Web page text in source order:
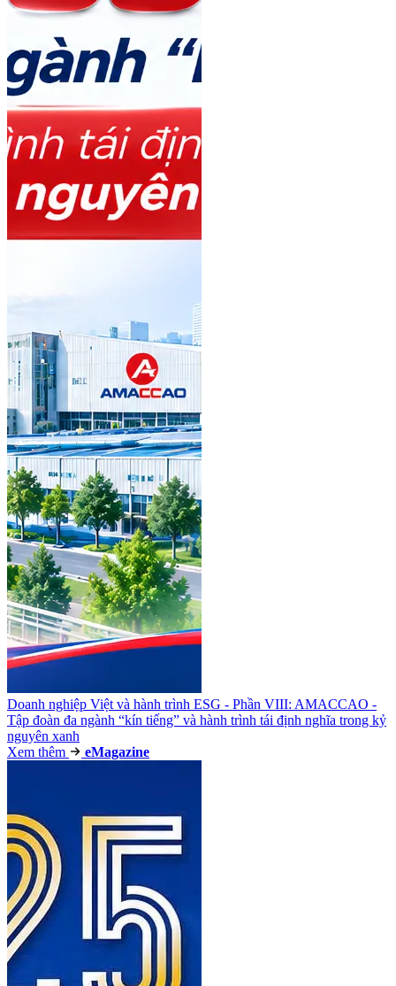
Doanh nghiệp Việt và hành trình ESG - Phần VIII: AMACCAO -
Tập đoàn đa ngành “kín tiếng” và hành trình tái định nghĩa trong kỷ
nguyên xanh
Xem thêm
eMagazine